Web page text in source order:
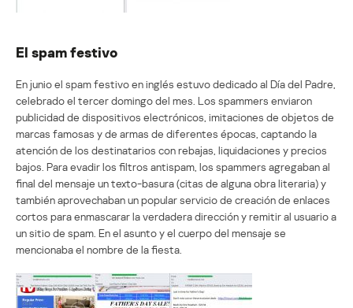
El spam festivo
En junio el spam festivo en inglés estuvo dedicado al Día del Padre,
celebrado el tercer domingo del mes. Los spammers enviaron
publicidad de dispositivos electrónicos, imitaciones de objetos de
marcas famosas y de armas de diferentes épocas, captando la
atención de los destinatarios con rebajas, liquidaciones y precios
bajos. Para evadir los filtros antispam, los spammers agregaban al
final del mensaje un texto-basura (citas de alguna obra literaria) y
también aprovechaban un popular servicio de creación de enlaces
cortos para enmascarar la verdadera dirección y remitir al usuario a
un sitio de spam. En el asunto y el cuerpo del mensaje se
mencionaba el nombre de la fiesta.